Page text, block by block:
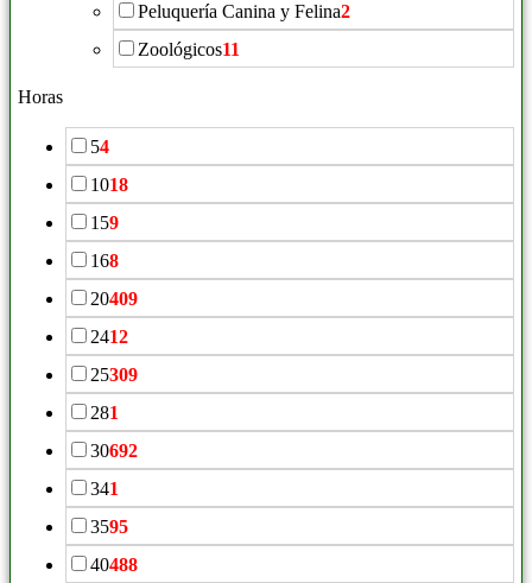
Peluquería Canina y Felina2
Zoológicos11
Horas
54
1018
159
168
20409
2412
25309
281
30692
341
3595
40488